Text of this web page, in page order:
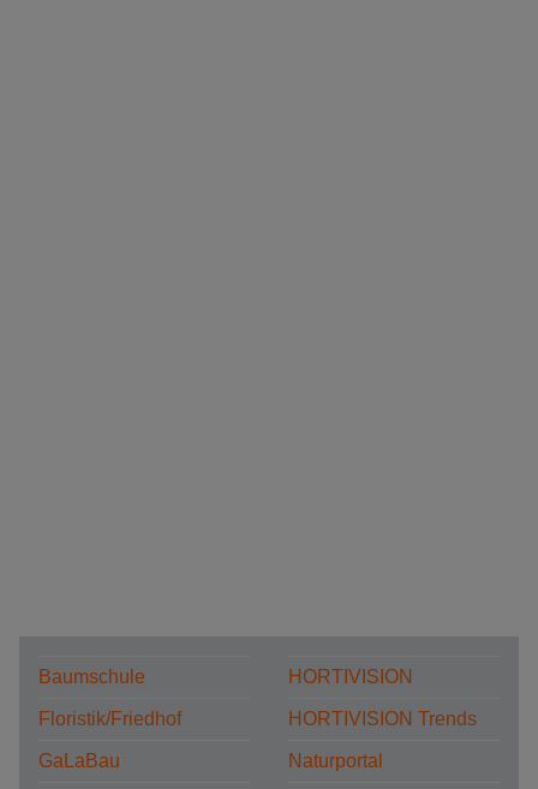
Baumschule
Floristik/Friedhof
GaLaBau
HORTIVISION
HORTIVISION Trends
Naturportal